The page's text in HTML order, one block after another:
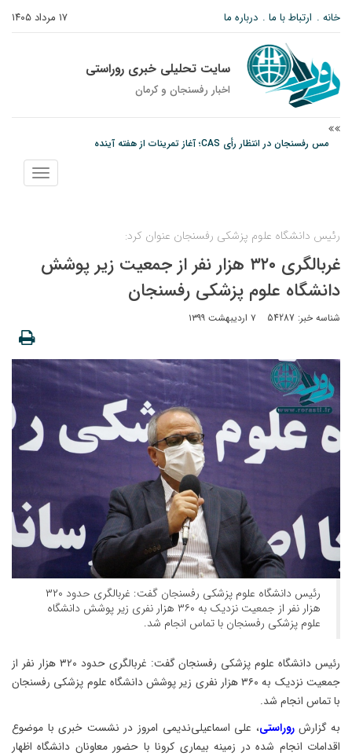
۱۷ مرداد ۱۴۰۵ خانه ارتباط با ما درباره ما
سایت تحلیلی خبری روراستی
اخبار رفسنجان و كرمان
مس رفسنجان در انتظار رأی CAS؛ آغاز تمرینات از هفته آینده
پیام رئیس کل دادگستری استان کرمان به مناسبت ۱۷ مردادماه سالروز شهادت شهید
نمایش
منو
رئیس دانشگاه علوم پزشکی رفسنجان عنوان کرد:
غربالگری ۳۲۰ هزار نفر از جمعیت زیر پوشش
دانشگاه علوم پزشکی رفسنجان
شناسه خبر: 54287 ۷ اردیبهشت ۱۳۹۹
رئیس دانشگاه علوم پزشکی رفسنجان گفت: غربالگری حدود ۳۲۰
هزار نفر از جمعیت نزدیک به ۳۶۰ هزار نفری زیر پوشش دانشگاه
علوم پزشکی رفسنجان با تماس انجام شد.
رئیس دانشگاه علوم پزشکی رفسنجان گفت: غربالگری حدود ۳۲۰ هزار نفر از
جمعیت نزدیک به ۳۶۰ هزار نفری زیر پوشش دانشگاه علوم پزشکی رفسنجان
با تماس انجام شد.
به گزارشروراستی، علی اسماعیلی‌ندیمی امروز در نشست خبری با موضوع
اقدامات انجام شده در زمینه بیماری کرونا با حضور معاونان دانشگاه اظهار